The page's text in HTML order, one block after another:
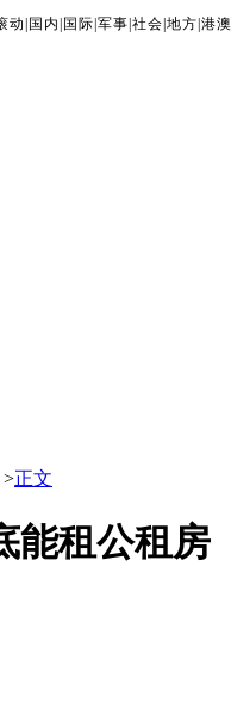
动 国内 国际 军事 社会 地方 港澳
>正文
能租公租房